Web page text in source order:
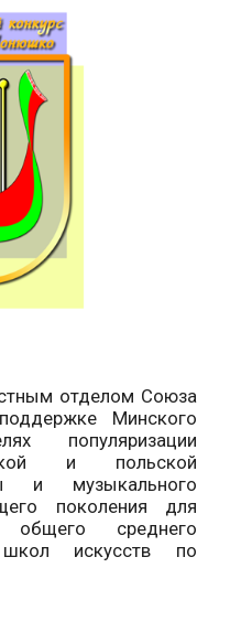
отделом Союза
Минского
популяризации
и польской
и музыкального
поколения для
общего среднего
школ искусств по